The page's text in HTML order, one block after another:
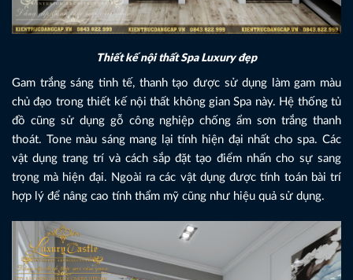
Thiết kế nội thất Spa Luxury đẹp
Gam trắng sáng tinh tế, thanh tạo được sử dụng làm gam màu
chủ đạo trong thiết kế nội thất không gian Spa này. Hệ thống tủ
đồ cũng sử dụng gỗ công nghiệp chống ẩm sơn trắng thanh
thoát. Tone màu sáng mang lại tính hiện đại nhất cho spa. Các
vật dụng trang trí và cách sắp đặt tạo điểm nhấn cho sự sang
trọng mà hiện đại. Ngoài ra các vật dụng được tính toán bài trí
hợp lý để nâng cao tính thẩm mỹ cũng như hiệu quả sử dụng.